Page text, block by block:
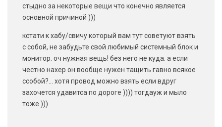
стыдно за некоторые вещи что конечно является
основной причиной )))
кстати к хабу/свичу который вам тут советуют взять
с собой, не забудьте свой любимый системный блок и
монитор. оч нужная вещь! без него не куда. а если
честно нахер он вообще нужен тащить гавно всякое
ссобой?… хотя провод можно взять если вдруг
захочется удавитса по дороге )))) тогдауж и мыло
тоже )))